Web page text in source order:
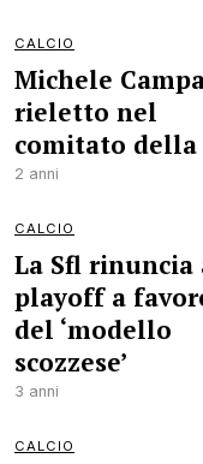
CALCIO
Michele
rieletto nel
comitato della
2 anni
CALCIO
La Sfl rinuncia
playoff a
del ‘modello
scozzese’
3 anni
CALCIO